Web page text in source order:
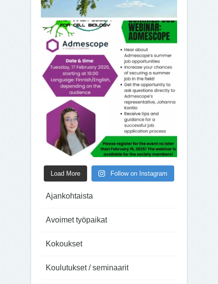
Load More Follow on Instagram
Ajankohtaista
Avoimet työpaikat
Kokoukset
Koulutukset / seminaarit